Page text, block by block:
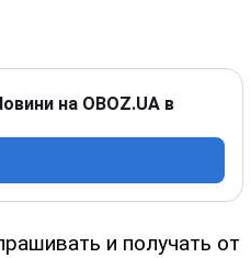
на OBOZ.UA в
и получать от